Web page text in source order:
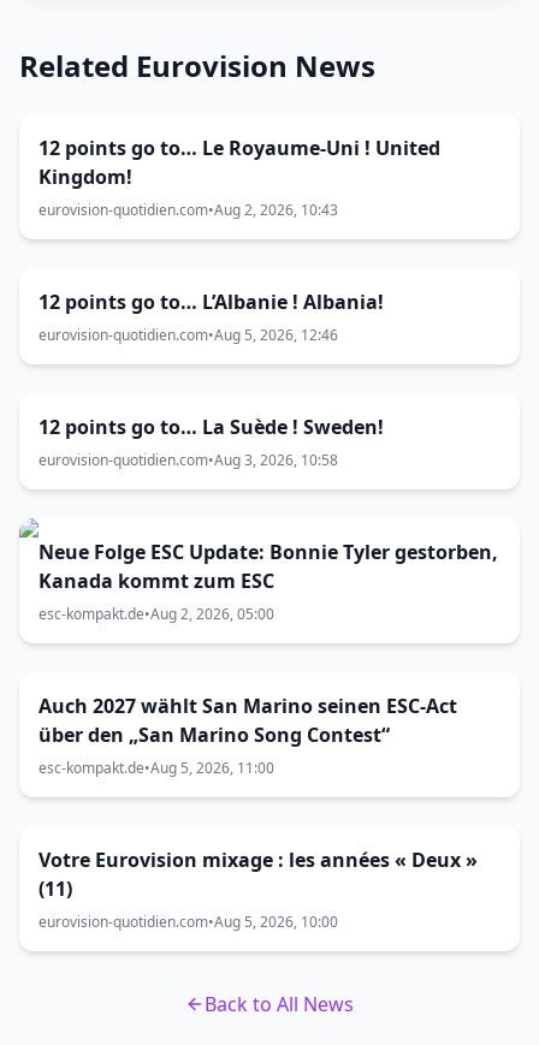
Related Eurovision News
12 points go to… Le Royaume-Uni ! United
Kingdom!
eurovision-quotidien.com•Aug 2, 2026, 10:43
12 points go to… L’Albanie ! Albania!
eurovision-quotidien.com•Aug 5, 2026, 12:46
12 points go to… La Suède ! Sweden!
eurovision-quotidien.com•Aug 3, 2026, 10:58
Neue Folge ESC Update: Bonnie Tyler gestorben,
Kanada kommt zum ESC
esc-kompakt.de•Aug 2, 2026, 05:00
Auch 2027 wählt San Marino seinen ESC-Act
über den „San Marino Song Contest“
esc-kompakt.de•Aug 5, 2026, 11:00
Votre Eurovision mixage : les années « Deux »
(11)
eurovision-quotidien.com•Aug 5, 2026, 10:00
Back to All News